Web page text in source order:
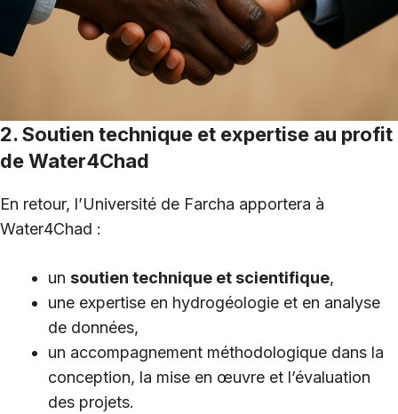
2. Soutien technique et expertise au profit
de Water4Chad
En retour, l’Université de Farcha apportera à
Water4Chad :
un soutien technique et scientifique,
une expertise en hydrogéologie et en analyse
de données,
un accompagnement méthodologique dans la
conception, la mise en œuvre et l’évaluation
des projets.